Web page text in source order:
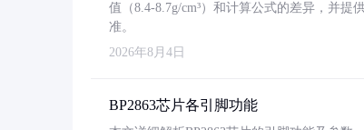
值（8.4-8.7g/cm³）和计算公式的差异，并提
准。
2026年8月4日
BP2863芯片各引脚功能